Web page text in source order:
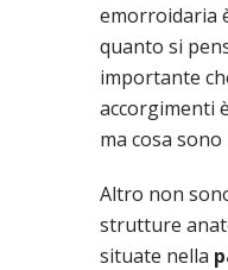
emorroidaria
quanto si
importante
accorgimenti
ma cosa
Altro non
strutture
situate nella